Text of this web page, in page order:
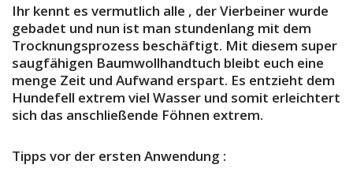
Ihr kennt es vermutlich alle , der Vierbeiner wurde
gebadet und nun ist man stundenlang mit dem
Trocknungsprozess beschäftigt. Mit diesem super
saugfähigen Baumwollhandtuch bleibt euch eine
menge Zeit und Aufwand erspart. Es entzieht dem
Hundefell extrem viel Wasser und somit erleichtert
sich das anschließende Föhnen extrem.
Tipps vor der ersten Anwendung :